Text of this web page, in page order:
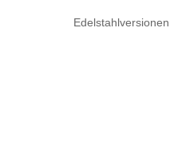
Edelstahlversionen